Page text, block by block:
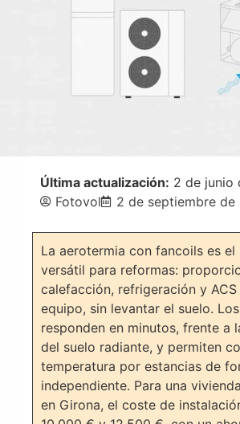
Última actualización: 2 de junio
Fotovol
2 de septiembre de
La aerotermia con fancoils es el
versátil para reformas:
calefacción, refrigeración y
equipo, sin levantar el suelo.
responden en minutos, frente a
del suelo radiante, y permiten
temperatura por estancias de
independiente. Para una
en Girona, el coste de